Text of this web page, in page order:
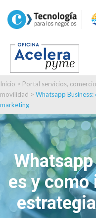
Inicio > Portal servicios,
movilidad > Whatsapp
marketing
es y como